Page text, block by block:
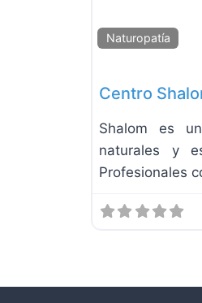
Naturopatía
Centro
Shalom es
naturales y
Profesionales